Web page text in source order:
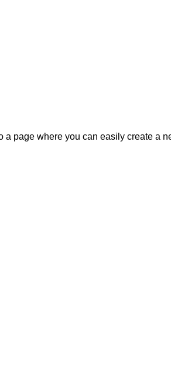
page where you can easily create a